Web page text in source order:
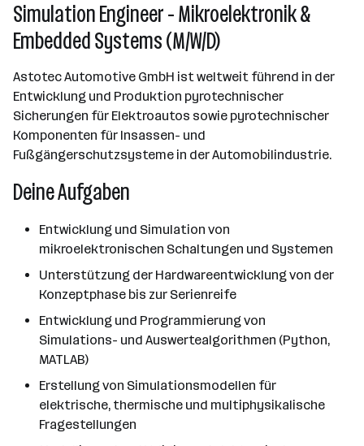
Simulation Engineer - Mikroelektronik &
Embedded Systems (M/W/D)
Astotec Automotive GmbH ist weltweit führend in der
Entwicklung und Produktion pyrotechnischer
Sicherungen für Elektroautos sowie pyrotechnischer
Komponenten für Insassen- und
Fußgängerschutzsysteme in der Automobilindustrie.
Deine Aufgaben
Entwicklung und Simulation von
mikroelektronischen Schaltungen und Systemen
Unterstützung der Hardwareentwicklung von der
Konzeptphase bis zur Serienreife
Entwicklung und Programmierung von
Simulations- und Auswertealgorithmen (Python,
MATLAB)
Erstellung von Simulationsmodellen für
elektrische, thermische und multiphysikalische
Fragestellungen